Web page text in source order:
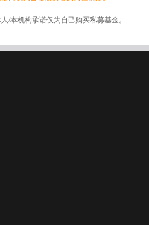
/本机构承诺仅为自己购买私募基金。